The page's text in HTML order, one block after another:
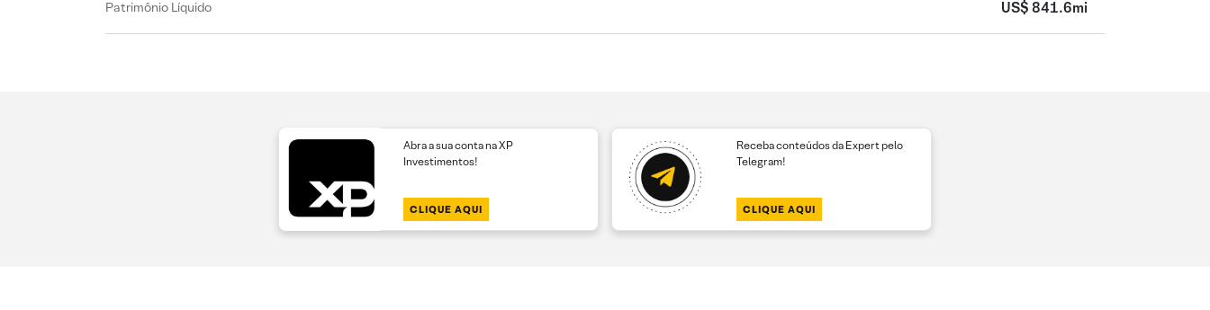
Patrimônio Líquido US$ 841.6mi
Abra a sua conta na XP
Investimentos!
CLIQUE AQUI
Receba conteúdos da Expert pelo
Telegram!
CLIQUE AQUI